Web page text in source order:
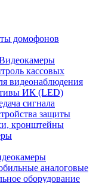
домофонов
кассовых
видеонаблюдения
ИК (LED)
сигнала
защиты
кронштейны
аналоговые
оборудование